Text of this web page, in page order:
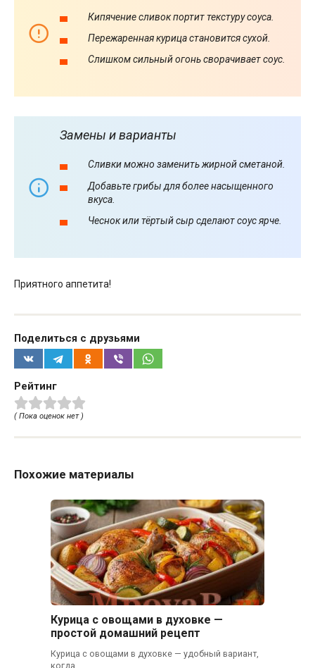
Кипячение сливок портит текстуру соуса.
Пережаренная курица становится сухой.
Слишком сильный огонь сворачивает соус.
Замены и варианты
Сливки можно заменить жирной сметаной.
Добавьте грибы для более насыщенного
вкуса.
Чеснок или тёртый сыр сделают соус ярче.
Приятного аппетита!
Поделиться с друзьями
Рейтинг
( Пока оценок нет )
Похожие материалы
Курица с овощами в духовке —
простой домашний рецепт
Курица с овощами в духовке — удобный вариант,
когда